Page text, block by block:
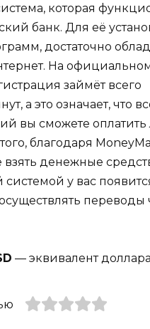
которая
банк. Для её
достаточно
На
займёт всего
а это означает, что
вы сможете
благодаря
денежные
системой у вас
переводы
— эквивалент